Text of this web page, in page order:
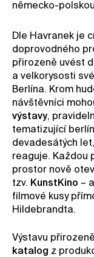
německo-
Dle Havranek je
doprovodného
přirozeně uvést
a velkorysosti
Berlína. Krom
návštěvníci
výstavy,
tematizující
devadesátých
reaguje. Každou
prostor nově
tzv. KunstKino –
filmové kusy
Hildebrandta.
Výstavu
katalog z